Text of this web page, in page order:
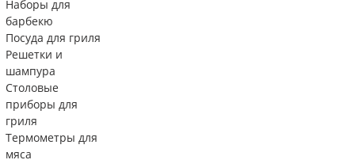
Наборы для
барбекю
Посуда для гриля
Решетки и
шампура
Столовые
приборы для
гриля
Термометры для
мяса